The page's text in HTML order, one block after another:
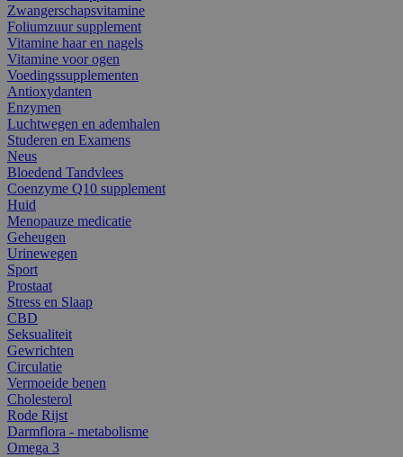
Zwangerschapsvitamine
Foliumzuur supplement
Vitamine haar en nagels
Vitamine voor ogen
Voedingssupplementen
Antioxydanten
Enzymen
Luchtwegen en ademhalen
Studeren en Examens
Neus
Bloedend Tandvlees
Coenzyme Q10 supplement
Huid
Menopauze medicatie
Geheugen
Urinewegen
Sport
Prostaat
Stress en Slaap
CBD
Seksualiteit
Gewrichten
Circulatie
Vermoeide benen
Cholesterol
Rode Rijst
Darmflora - metabolisme
Omega 3